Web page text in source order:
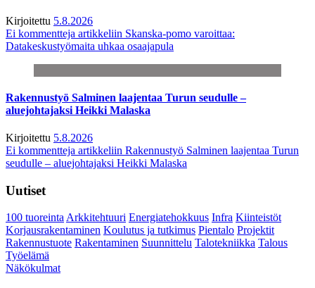
Kirjoitettu 5.8.2026
Ei kommentteja artikkeliin Skanska-pomo varoittaa:
Datakeskustyömaita uhkaa osaajapula
Rakennustyö Salminen laajentaa Turun seudulle –
aluejohtajaksi Heikki Malaska
Kirjoitettu 5.8.2026
Ei kommentteja artikkeliin Rakennustyö Salminen laajentaa Turun
seudulle – aluejohtajaksi Heikki Malaska
Uutiset
100 tuoreintaArkkitehtuuri Energiatehokkuus Infra Kiinteistöt
Korjausrakentaminen Koulutus ja tutkimus Pientalo Projektit
Rakennustuote Rakentaminen Suunnittelu Talotekniikka Talous
Työelämä
Näkökulmat